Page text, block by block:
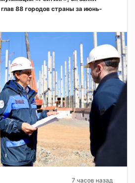
88 городов страны за июнь-
7 часов назад